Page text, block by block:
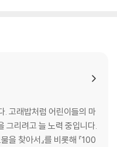
. 고래밥처럼 어린이들의 마
그리려고 늘 노력 중입니다.
을 찾아서』를 비롯해 『100